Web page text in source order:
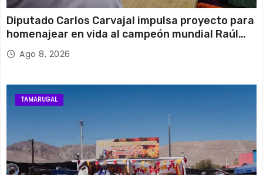
Diputado Carlos Carvajal impulsa proyecto para
homenajear en vida al campeón mundial Raúl
Choque
Ago 8, 2026
TAMARUGAL